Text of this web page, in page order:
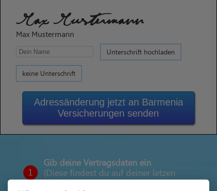
Max Mustermann
Max Mustermann
Unterschrift hochladen
keine Unterschrift
Adressänderung jetzt an Barmenia
Versicherungen senden
1
Gib deine Vertragsdaten ein
(Diese findest du auf deiner letzen
Abrechnung)